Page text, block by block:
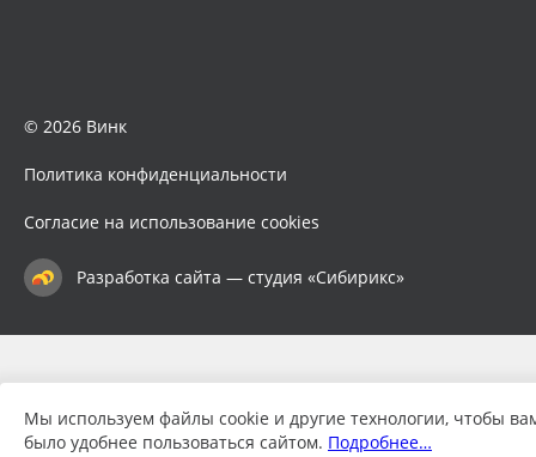
© 2026 Винк
Политика конфиденциальности
Согласие на использование cookies
Разработка сайта — студия «Сибирикс»
Мы используем файлы cookie и другие технологии, чтобы
было удобнее пользоваться сайтом. Подробнее…